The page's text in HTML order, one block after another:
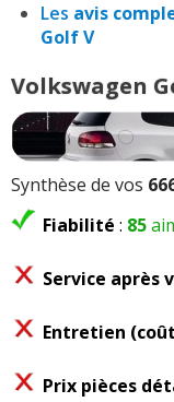
Les avis
Golf V
Volkswagen
Synthèse de vos
Fiabilité : 85
Service après
Entretien
Prix pièces